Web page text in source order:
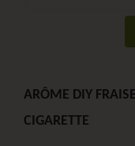
ARÔME DIY
CIGARETTE